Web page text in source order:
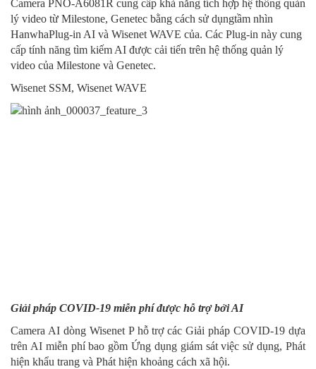
Camera PNO-A6081R cung cấp khả năng tích hợp hệ thống quản
lý video từ Milestone, Genetec bằng cách sử dụngtầm nhìn
HanwhaPlug-in AI và Wisenet WAVE của. Các Plug-in này cung
cấp tính năng tìm kiếm AI được cải tiến trên hệ thống quản lý
video của Milestone và Genetec.
Wisenet SSM, Wisenet WAVE
Giải pháp COVID-19 miễn phí được hỗ trợ bởi AI
Camera AI dòng Wisenet P hỗ trợ các Giải pháp COVID-19 dựa
trên AI miễn phí bao gồm Ứng dụng giám sát việc sử dụng, Phát
hiện khẩu trang và Phát hiện khoảng cách xã hội.